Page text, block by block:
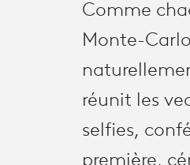
Comme
Monte-
réunit les
selfies,
première,
cet article sur Facebook
cet article sur X